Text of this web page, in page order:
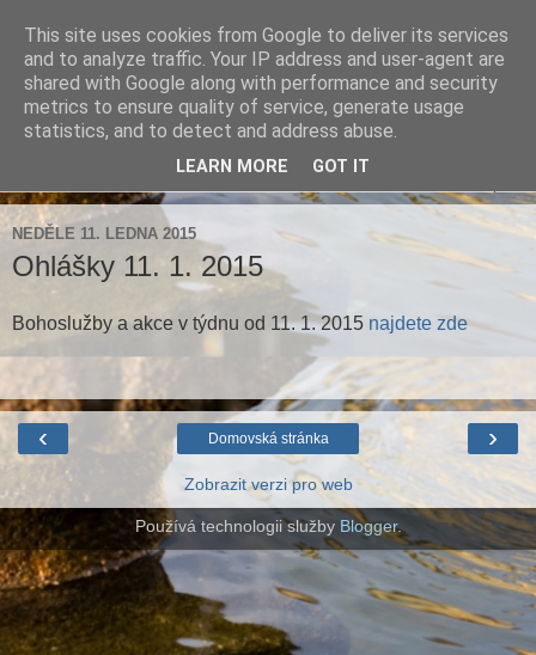
Farnost Brtnice
Aktuální informace pro farnosti Střížov a Brtnice
NEDĚLE 11. LEDNA 2015
Ohlášky 11. 1. 2015
Bohoslužby a akce v týdnu od 11. 1. 2015 najdete zde
‹ ›
Domovská stránka
Zobrazit verzi pro web
Používá technologii služby Blogger.
This site uses cookies from Google to deliver its services
and to analyze traffic. Your IP address and user-agent are
shared with Google along with performance and security
metrics to ensure quality of service, generate usage
statistics, and to detect and address abuse.
LEARN MORE GOT IT